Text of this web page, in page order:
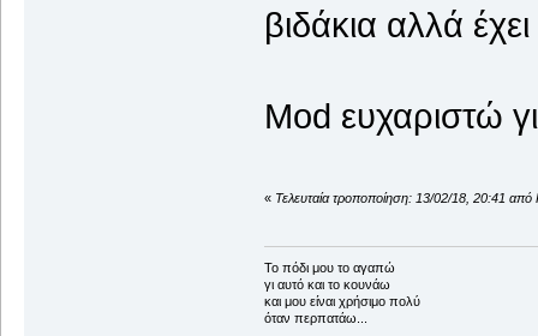
βιδάκια αλλά
Μοd ευχαριστώ
« Τελευταία τροποποίηση: 13/02/18, 20:41 από
To πόδι μου το αγαπώ
γι αυτό και το κουνάω
και μου είναι χρήσιμο πολύ
όταν περπατάω...